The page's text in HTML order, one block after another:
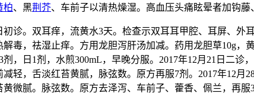
柏、黑荆芥、车前子以清热燥湿。高血压头痛眩晕者加钩藤
初诊。双耳痒，流黄水3天。检查示双耳耳甲腔、耳屏、
毒，祛湿止痒。方用龙胆泻肝汤加减。药用龙胆草10g，
剂，日1剂，水煎300mL，早晚分服。2017年12月21日二
轻，舌淡红苔黄腻，脉弦数。原方再服7剂。2017年12
微腻。脉弦数。原方去泽泻、车前子、藿香、佩兰，再